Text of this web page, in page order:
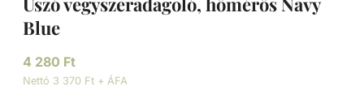
Blue
4 280 Ft
Nettó 3 370 Ft + ÁFA